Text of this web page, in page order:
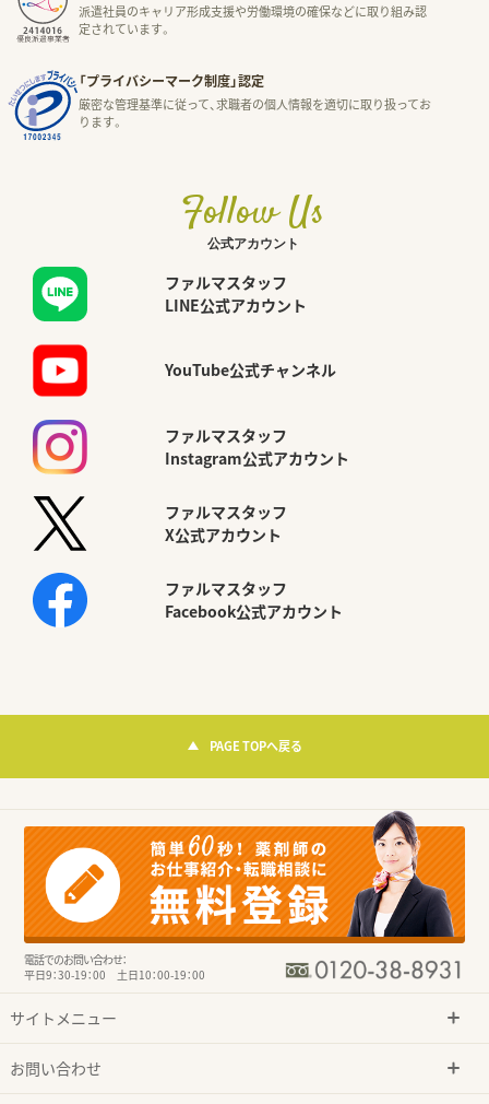
派遣社員のキャリア形成支援や労働環境の確保などに取り組み認
定されています。
「プライバシーマーク制度」認定
厳密な管理基準に従って、求職者の個人情報を適切に取り扱ってお
ります。
Follow Us
公式アカウント
ファルマスタッフ
LINE公式アカウント
YouTube公式チャンネル
ファルマスタッフ
Instagram公式アカウント
ファルマスタッフ
X公式アカウント
ファルマスタッフ
Facebook公式アカウント
PAGE TOPへ戻る
電話でのお問い合わせ：
平日9：30-19：00 土日10：00-19：00
サイトメニュー
お問い合わせ